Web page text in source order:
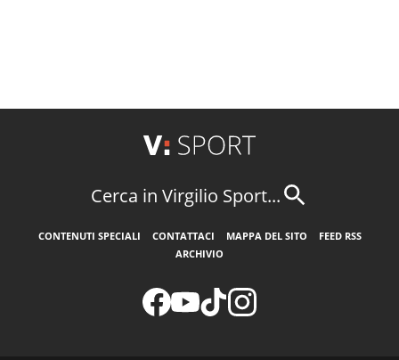
Cerca in Virgilio Sport...
CONTENUTI SPECIALI CONTATTACI MAPPA DEL SITO
FEED RSS
ARCHIVIO